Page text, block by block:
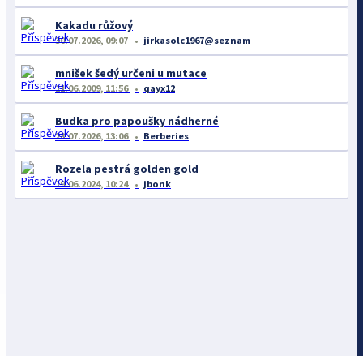
Kakadu růžový
30.07.2026, 09:07 jirkasolc1967@seznam
mnišek šedý určeni u mutace
11.06.2009, 11:56 qayx12
Budka pro papoušky nádherné
28.07.2026, 13:06 Berberies
Rozela pestrá golden gold
19.06.2024, 10:24 jbonk